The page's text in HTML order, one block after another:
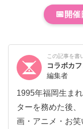
📅 開催
この記事を書
コラボカ
編集者
1995年福岡生ま
ターを務めた後
画・アニメ・お笑